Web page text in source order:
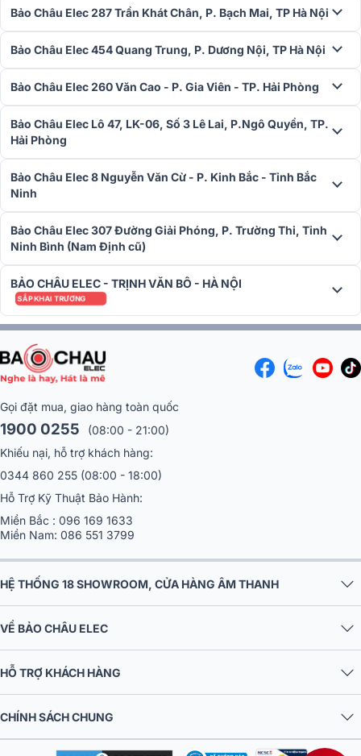
Phiên bản màu sắc độc đáo – cá tính và nổi bật
Loa karaoke xách tayAcnos Flac 36 được giới thiệu với 2 phiên bản
màu sắc nổi bật: đen truyền thống và tím than cá tính. Những lựa
chọn màu sắc này tạo nên điểm nhấn thị giác khác biệt. Và giúp
người dùng dễ dàng thể hiện phong cách riêng khi sử dụng.
2. Chất lượng của loa xách tay Acnos Flac 36
Bảo Châu Elec 287 Trần Khát Chân, P. Bạch Mai, TP Hà Nội
Bảo Châu Elec 454 Quang Trung, P. Dương Nội, TP Hà Nội
Bảo Châu Elec 260 Văn Cao - P. Gia Viên - TP. Hải Phòng
Bảo Châu Elec Lô 47, LK-06, Số 3 Lê Lai, P.Ngô Quyền, TP.
Hải Phòng
Bảo Châu Elec 8 Nguyễn Văn Cừ - P. Kinh Bắc - Tỉnh Bắc
Ninh
Bảo Châu Elec 307 Đường Giải Phóng, P. Trường Thi, Tỉnh
Ninh Bình (Nam Định cũ)
BẢO CHÂU ELEC - TRỊNH VĂN BÔ - HÀ NỘI
SẮP KHAI TRƯƠNG
Gọi đặt mua, giao hàng toàn quốc
1900 0255
(08:00 - 21:00)
Khiếu nại, hỗ trợ khách hàng:
0344 860 255 (08:00 - 18:00)
Hỗ Trợ Kỹ Thuật Bảo Hành:
Miền Bắc : 096 169 1633
Miền Nam: 086 551 3799
HỆ THỐNG 18 SHOWROOM, CỬA HÀNG ÂM THANH
VỀ BẢO CHÂU ELEC
HỖ TRỢ KHÁCH HÀNG
CHÍNH SÁCH CHUNG